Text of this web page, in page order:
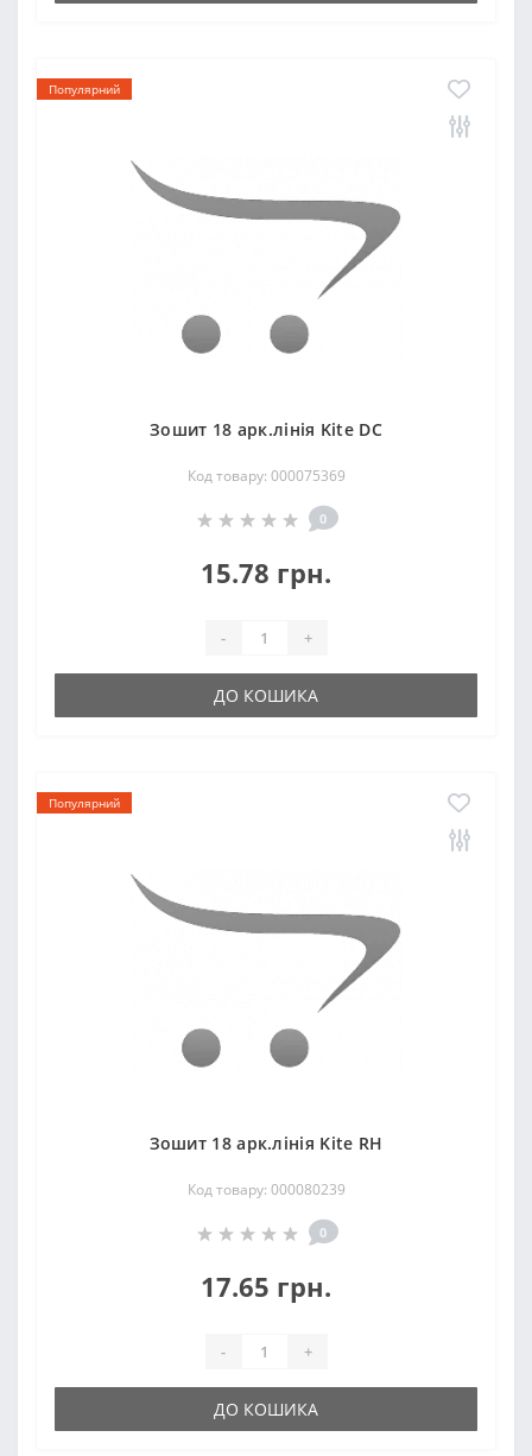
Популярний
Зошит 18 арк.лінія Kite DC
Код товару: 000075369
0
15.78 грн.
- +
ДО КОШИКА
Популярний
Зошит 18 арк.лінія Kite RH
Код товару: 000080239
0
17.65 грн.
- +
ДО КОШИКА